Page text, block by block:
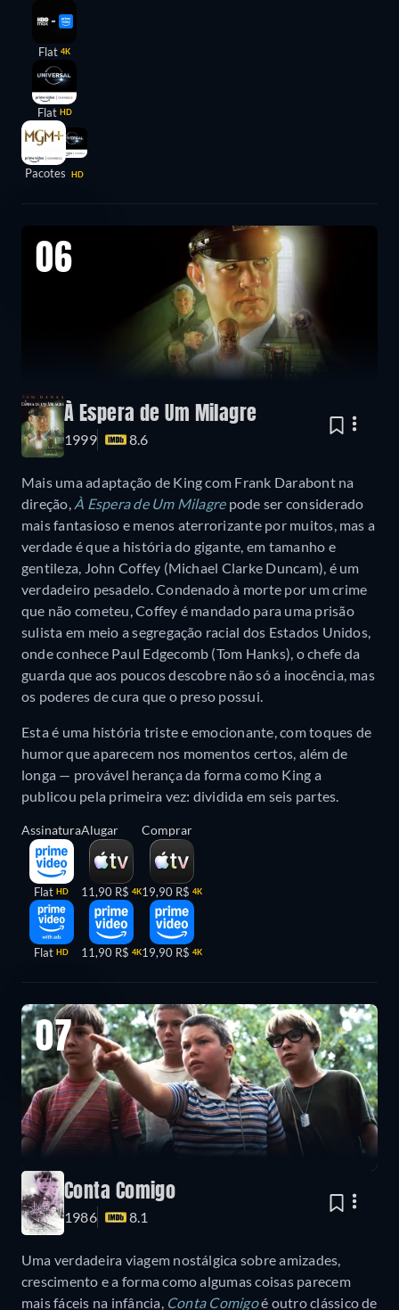
Flat 4K
Flat HD
Pacotes HD
06
À Espera de Um Milagre
1999 8.6
Mais uma adaptação de King com Frank Darabont na
direção, À Espera de Um Milagrepode ser considerado
mais fantasioso e menos aterrorizante por muitos, mas a
verdade é que a história do gigante, em tamanho e
gentileza, John Coffey (Michael Clarke Duncam), é um
verdadeiro pesadelo. Condenado à morte por um crime
que não cometeu, Coffey é mandado para uma prisão
sulista em meio a segregação racial dos Estados Unidos,
onde conhece Paul Edgecomb (Tom Hanks), o chefe da
guarda que aos poucos descobre não só a inocência, mas
os poderes de cura que o preso possui.
Esta é uma história triste e emocionante, com toques de
humor que aparecem nos momentos certos, além de
longa — provável herança da forma como King a
publicou pela primeira vez: dividida em seis partes.
Assinatura
Flat HD
Flat HD
Alugar
11,90 R$ 4K
11,90 R$ 4K
Comprar
19,90 R$ 4K
19,90 R$ 4K
07
Conta Comigo
1986 8.1
Uma verdadeira viagem nostálgica sobre amizades,
crescimento e a forma como algumas coisas parecem
mais fáceis na infância, Conta Comigoé outro clássico de